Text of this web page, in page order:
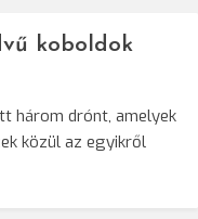
koboldok
három drónt, amelyek
közül az egyikről